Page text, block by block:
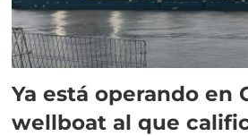
Ya está operando en
wellboat al que